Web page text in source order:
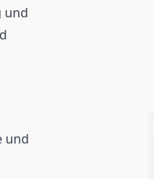
und
und